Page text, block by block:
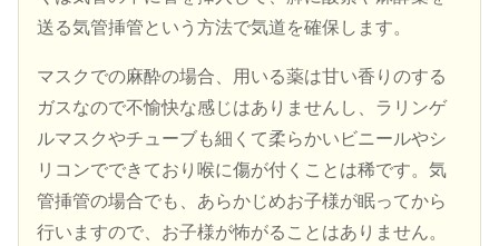
送る気管挿管という方法で気道を確保します。
マスクでの麻酔の場合、用いる薬は甘い香りのする
ガスなので不愉快な感じはありませんし、ラリンゲ
ルマスクやチューブも細くて柔らかいビニールやシ
リコンでできており喉に傷が付くことは稀です。気
管挿管の場合でも、あらかじめお子様が眠ってから
行いますので、お子様が怖がることはありません。